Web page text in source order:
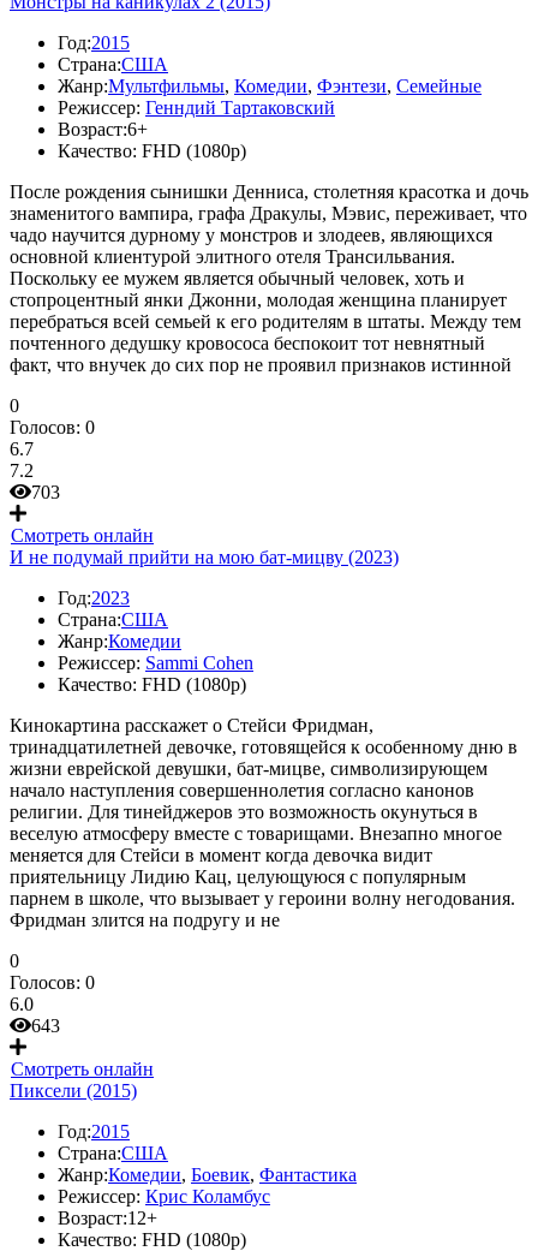
Год:2015
Страна:США
Жанр:Мультфильмы, Комедии, Фэнтези, Семейные
Режиссер: Генндий Тартаковский
Возраст:6+
Качество: FHD (1080p)
После рождения сынишки Денниса, столетняя красотка и дочь
знаменитого вампира, графа Дракулы, Мэвис, переживает, что
чадо научится дурному у монстров и злодеев, являющихся
основной клиентурой элитного отеля Трансильвания.
Поскольку ее мужем является обычный человек, хоть и
стопроцентный янки Джонни, молодая женщина планирует
перебраться всей семьей к его родителям в штаты. Между тем
почтенного дедушку кровососа беспокоит тот невнятный
факт, что внучек до сих пор не проявил признаков истинной
0
Голосов: 0
6.7
7.2
703
Смотреть онлайн
И не подумай прийти на мою бат-мицву (2023)
Год:2023
Страна:США
Жанр:Комедии
Режиссер: Sammi Cohen
Качество: FHD (1080p)
Кинокартина расскажет о Стейси Фридман,
тринадцатилетней девочке, готовящейся к особенному дню в
жизни еврейской девушки, бат-мицве, символизирующем
начало наступления совершеннолетия согласно канонов
религии. Для тинейджеров это возможность окунуться в
веселую атмосферу вместе с товарищами. Внезапно многое
меняется для Стейси в момент когда девочка видит
приятельницу Лидию Кац, целующуюся с популярным
парнем в школе, что вызывает у героини волну негодования.
Фридман злится на подругу и не
0
Голосов: 0
6.0
643
Смотреть онлайн
Пиксели (2015)
Год:2015
Страна:США
Жанр:Комедии, Боевик, Фантастика
Режиссер: Крис Коламбус
Возраст:12+
Качество: FHD (1080p)